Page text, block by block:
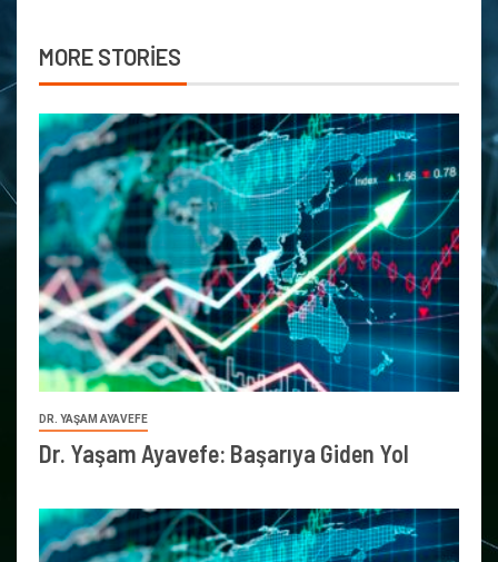
MORE STORIES
DR. YAŞAM AYAVEFE
Dr. Yaşam Ayavefe: Başarıya Giden Yol